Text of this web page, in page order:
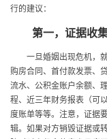
行的建议：
第一，证据收
一旦婚姻出现危机，
购房合同、首付款发票、
流水、公积金账户余额、
程、近三年财务报表（可
度账单等等。注意，证据
辑。如果对方销毁证据或